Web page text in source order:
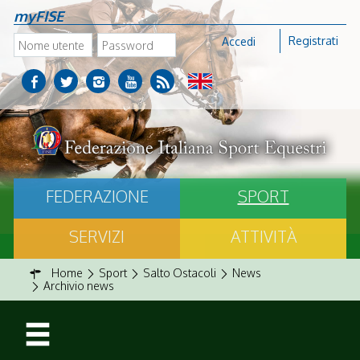
myFISE
Accedi Registrati
FEDERAZIONE
SPORT
SERVIZI
ATTIVITÀ
Home Sport Salto Ostacoli
News
Archivio news